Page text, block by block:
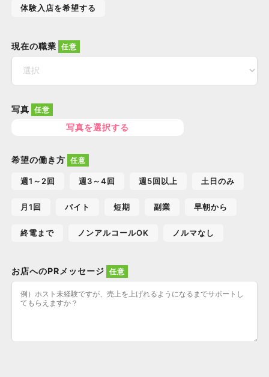
体験入店を希望する
現在の職業
写真
写真を選択する
希望の働き方
週1～2回 週3～4回 週5回以上 土日のみ
月1回 バイト 短期 副業 早朝から
終電まで ノンアルコールOK ノルマなし
お店へのPRメッセージ